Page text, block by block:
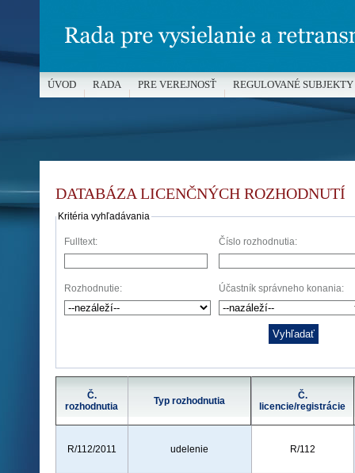
DATABÁZA LICENČNÝCH ROZHODNUTÍ
Kritéria vyhľadávania
Fulltext: Číslo rozhodnutia:
Rozhodnutie: Účastník správneho konania:
Č.
rozhodnutia
Typ rozhodnutia
Č.
licencie/registrácie
R/112/2011 udelenie R/112
ÚVOD RADA PRE VEREJNOSŤ REGULOVANÉ SUBJEKTY